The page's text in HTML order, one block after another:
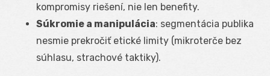
kompromisy riešení, nie len benefity.
Súkromie a manipulácia: segmentácia publika
nesmie prekročiť etické limity (mikroterče bez
súhlasu, strachové taktiky).